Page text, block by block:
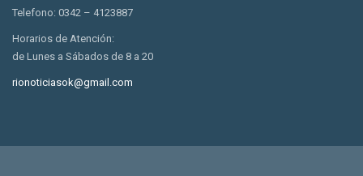
Telefono: 0342 – 4123887
Horarios de Atención:
de Lunes a Sábados de 8 a 20
rionoticiasok@gmail.com